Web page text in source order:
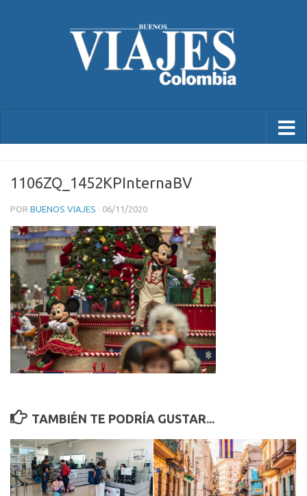
1106ZQ_1452KPInternaBV
POR BUENOS VIAJES · 06/11/2020
TAMBIÉN TE PODRÍA GUSTAR...